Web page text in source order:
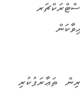
ތަޢާރަފުކުރި